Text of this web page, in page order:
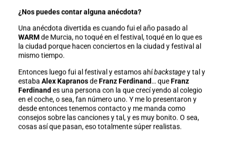
¿Nos puedes contar alguna anécdota?
Una anécdota divertida es cuando fui el año pasado al
WARMde Murcia, no toqué en el festival, toqué en lo que es
la ciudad porque hacen conciertos en la ciudad y festival al
mismo tiempo.
Entonces luego fui al festival y estamos ahíbackstagey tal y
estaba Alex KapranosdeFranz Ferdinand… queFranz
Ferdinand es una persona con la que crecí yendo al colegio
en el coche, o sea, fan número uno. Y me lo presentaron y
desde entonces tenemos contacto y me manda como
consejos sobre las canciones y tal, y es muy bonito. O sea,
cosas así que pasan, eso totalmente súper realistas.